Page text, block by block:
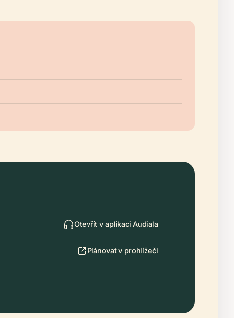
Otevřít v aplikaci Audiala
Plánovat v prohlížeči